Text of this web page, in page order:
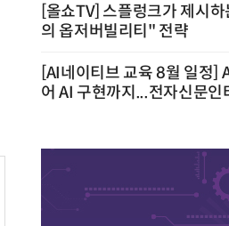
[올쇼TV] 스플렁크가 제시
의 옵저버빌리티" 전략
[AI네이티브 교육 8월 일정]
어 AI 구현까지...전자신문인